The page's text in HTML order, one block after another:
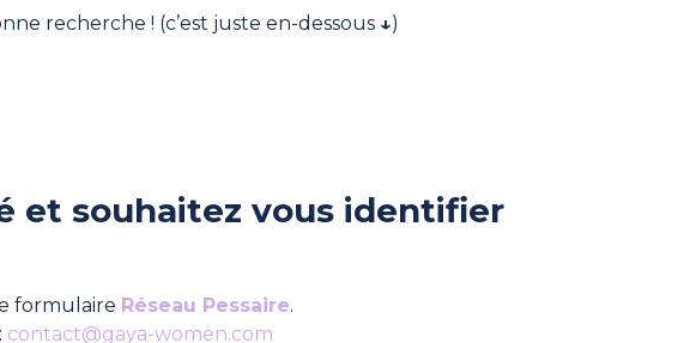
recherche ! (c’est juste en-dessous ↓)
et souhaitez vous identifier
formulaire Réseau Pessaire.
contact@gaya-women.com